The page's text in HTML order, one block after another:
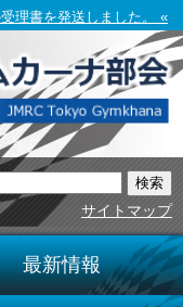
理書を発送しました。 «
サイトマップ
最新情報